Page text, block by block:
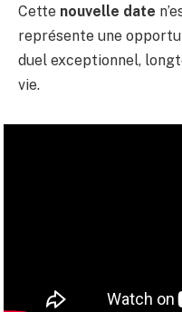
Cette nouvelle date
représente une
duel exceptionnel,
vie.